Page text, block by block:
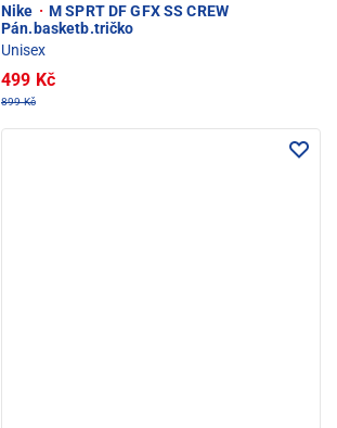
Nike · M SPRT DF GFX SS CREW
Pán.basketb.tričko
Unisex
499 Kč
899 Kč